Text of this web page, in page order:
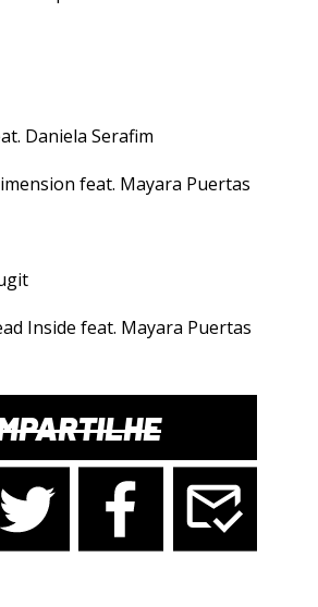
Daniela Serafim
feat. Mayara Puertas
Inside feat. Mayara Puertas